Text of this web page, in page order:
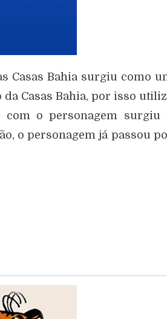
Casas Bahia surgiu como
Casas Bahia, por isso
com o personagem surgiu
o personagem já passou